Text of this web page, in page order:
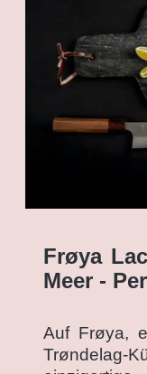
Frøya
Meer -
Auf Frøya,